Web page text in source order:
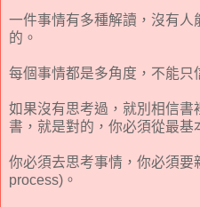
一件事情有多種解讀，沒有人
的。
每個事情都是多角度，不能只
如果沒有思考過，就別相信
書，就是對的，你必須從最基
你必須去思考事情，你必須要
process)。